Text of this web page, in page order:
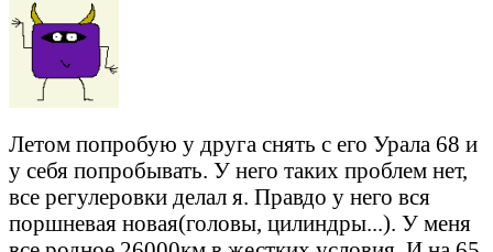
Летом попробую у друга снять с его Урала 68 и
у себя попробывать. У него таких проблем нет,
все регулеровки делал я. Правдо у него вся
поршневая новая(головы, цилиндры...). У меня